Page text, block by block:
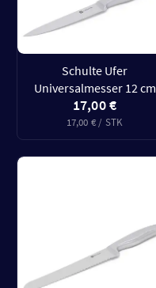
Schulte Ufer
Universalmesser 12 cm
17,00 €
17,00 € / STK